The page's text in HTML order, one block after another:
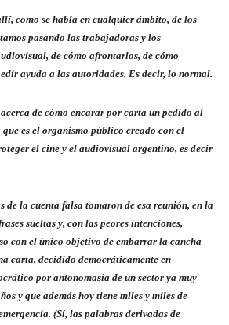
como se habla en cualquier ámbito, de los
pasando las trabajadoras y los
de cómo afrontarlos, de cómo
ayuda a las autoridades. Es decir, lo normal.
de cómo encarar por carta un pedido al
es el organismo público creado con el
el cine y el audiovisual argentino, es decir
de la cuenta falsa tomaron de esa reunión, en la
sueltas y, con las peores intenciones,
con el único objetivo de embarrar la cancha
carta, decidido democráticamente en
por antonomasia de un sector ya muy
y que además hoy tiene miles y miles de
(Sí, las palabras derivadas de